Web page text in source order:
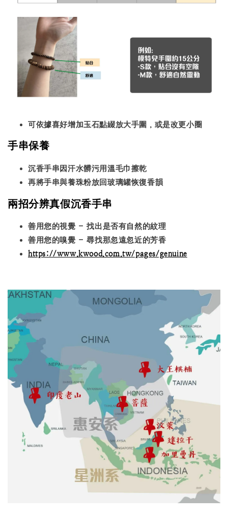
可依據喜好增加玉石點綴放大手圍，或是改更小圈
手串保養
沉香手串因汗水髒污用溫毛巾擦乾
再將手串與養珠粉放回玻璃罐恢復香韻
兩招分辨真假沉香手串
善用您的視覺 - 找出是否有自然的紋理
善用您的嗅覺 - 尋找那忽遠忽近的芳香
https://www.kwood.com.tw/pages/genuine